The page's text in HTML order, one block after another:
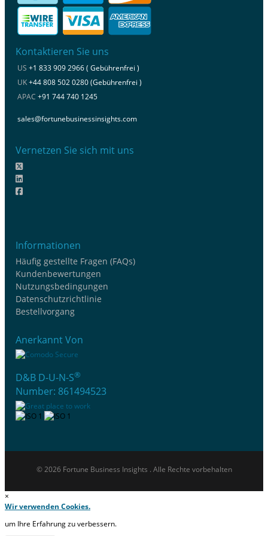
Kontaktieren Sie uns
US +1 833 909 2966 ( Gebührenfrei )
UK+44 808 502 0280 (Gebührenfrei )
APAC +91 744 740 1245
sales@fortunebusinessinsights.com
Vernetzen Sie sich mit uns
Informationen
Häufig gestellte Fragen (FAQs)
Kundenbewertungen
Nutzungsbedingungen
Datenschutzrichtlinie
Bestellvorgang
Anerkannt Von
D&B D-U-N-S®
Number: 861494523
© 2026 Fortune Business Insights . Alle Rechte vorbehalten
×
Wir verwenden Cookies.
um Ihre Erfahrung zu verbessern.